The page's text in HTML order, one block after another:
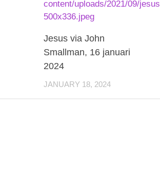
Jesus via John
Smallman, 16 januari
2024
JANUARY 18, 2024